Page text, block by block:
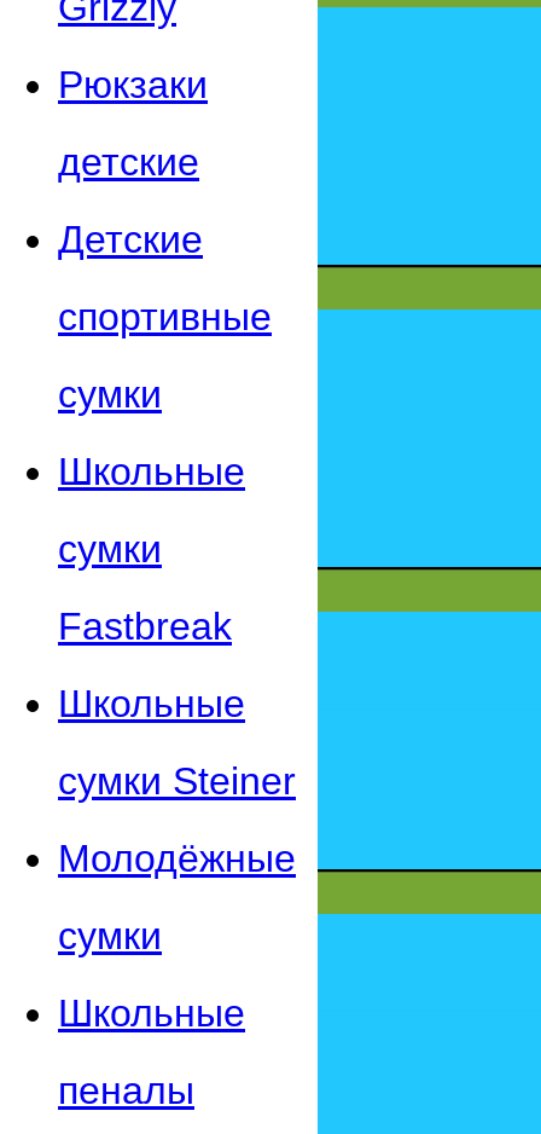
Рюкзаки
детские
Детские
спортивные
сумки
Школьные
сумки
Fastbreak
Школьные
сумки Steiner
Молодёжные
сумки
Школьные
пеналы